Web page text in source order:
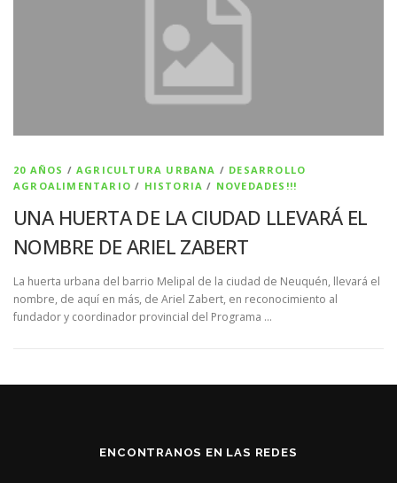
20 AÑOS /AGRICULTURA URBANA / DESARROLLO
AGROALIMENTARIO / HISTORIA / NOVEDADES!!!
UNA HUERTA DE LA CIUDAD LLEVARÁ EL
NOMBRE DE ARIEL ZABERT
La huerta urbana del barrio Melipal de la ciudad de Neuquén, llevará el
nombre, de aquí en más, de Ariel Zabert, en reconocimiento al
fundador y coordinador provincial del Programa …
ENCONTRANOS EN LAS REDES